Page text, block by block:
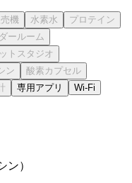
専用アプリ Wi-Fi
ン）